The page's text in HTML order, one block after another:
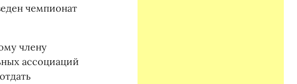
чемпионат
члену
ассоциаций